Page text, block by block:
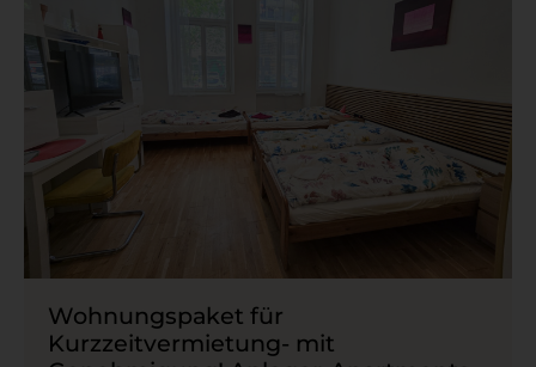
Wohnungspaket für
Kurzzeitvermietung- mit